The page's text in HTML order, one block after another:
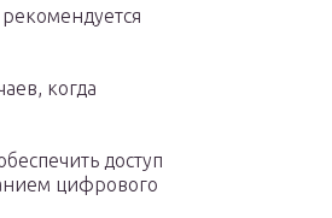
когда
доступ
цифрового